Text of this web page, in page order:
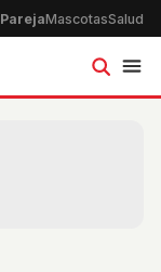
ParejaMascotasSalud